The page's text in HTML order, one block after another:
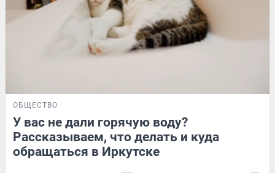
ОБЩЕСТВО
У вас не дали горячую воду?
Рассказываем, что делать и куда
обращаться в Иркутске